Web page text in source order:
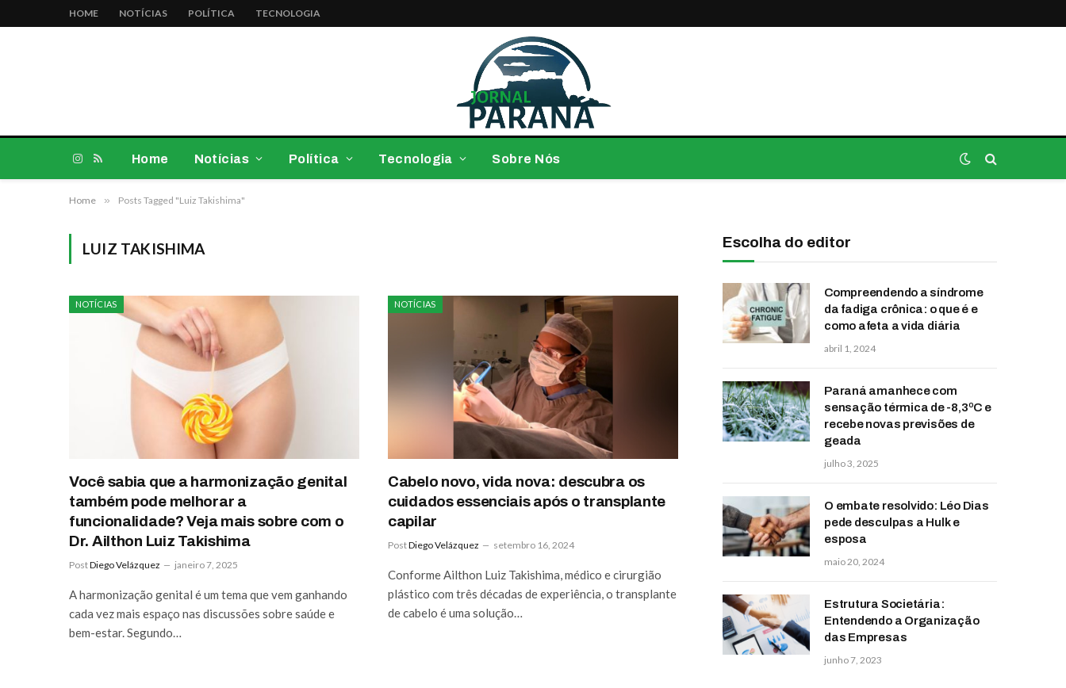
HOME NOTÍCIAS POLÍTICA TECNOLOGIA
Instagram
RSS
Home Notícias Política Tecnologia Sobre Nós
Home » Posts Tagged "Luiz Takishima"
LUIZ TAKISHIMA
NOTÍCIAS
Você sabia que a harmonização genital
também pode melhorar a
funcionalidade? Veja mais sobre com o
Dr. Ailthon Luiz Takishima
PostDiego Velázquez janeiro 7, 2025
A harmonização genital é um tema que vem ganhando
cada vez mais espaço nas discussões sobre saúde e
bem-estar. Segundo…
NOTÍCIAS
Cabelo novo, vida nova: descubra os
cuidados essenciais após o transplante
capilar
PostDiego Velázquez setembro 16, 2024
Conforme Ailthon Luiz Takishima, médico e cirurgião
plástico com três décadas de experiência, o transplante
de cabelo é uma solução…
Escolha do editor
Compreendendo a síndrome
da fadiga crônica: o que é e
como afeta a vida diária
abril 1, 2024
Paraná amanhece com
sensação térmica de -8,3ºC e
recebe novas previsões de
geada
julho 3, 2025
O embate resolvido: Léo Dias
pede desculpas a Hulk e
esposa
maio 20, 2024
Estrutura Societária:
Entendendo a Organização
das Empresas
junho 7, 2023